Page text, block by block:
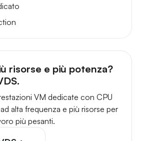
risorse e più potenza?
VM dedicate con CPU
alta frequenza e più risorse per
più pesanti.